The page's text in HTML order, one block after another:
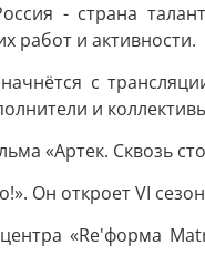
- страна
работ и активности.
с
и
«Артек. Сквозь
Он откроет VI
«Re'форма